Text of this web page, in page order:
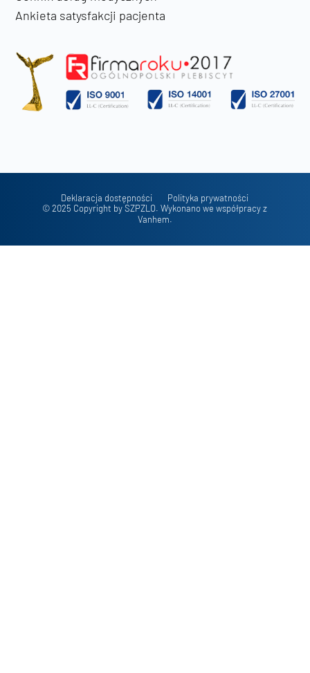
Ankieta satysfakcji pacjenta
© 2025 Copyright by SZPZLO. Wykonano we współpracy z
Vanhem.
Deklaracja dostępności Polityka prywatności